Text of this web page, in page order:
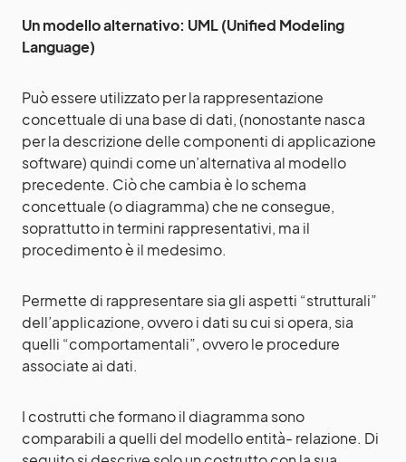
Un modello alternativo: UML (Unified Modeling
Language)
Può essere utilizzato per la rappresentazione
concettuale di una base di dati, (nonostante nasca
per la descrizione delle componenti di applicazione
software) quindi come un’alternativa al modello
precedente. Ciò che cambia è lo schema
concettuale (o diagramma) che ne consegue,
soprattutto in termini rappresentativi, ma il
procedimento è il medesimo.
Permette di rappresentare sia gli aspetti “strutturali”
dell’applicazione, ovvero i dati su cui si opera, sia
quelli “comportamentali”, ovvero le procedure
associate ai dati.
I costrutti che formano il diagramma sono
comparabili a quelli del modello entità- relazione. Di